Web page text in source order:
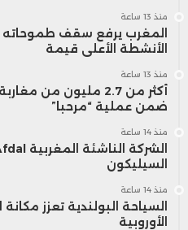
منذ 13 ساعة
المغرب يرفع سقف
الأنشطة الأعلى قيمة
منذ 13 ساعة
أكثر من 2.7 مليون من
ضمن عملية “مرحبا”
منذ 14 ساعة
السيليكون
منذ 14 ساعة
السياحة البولندية تعزز
الأوروبية